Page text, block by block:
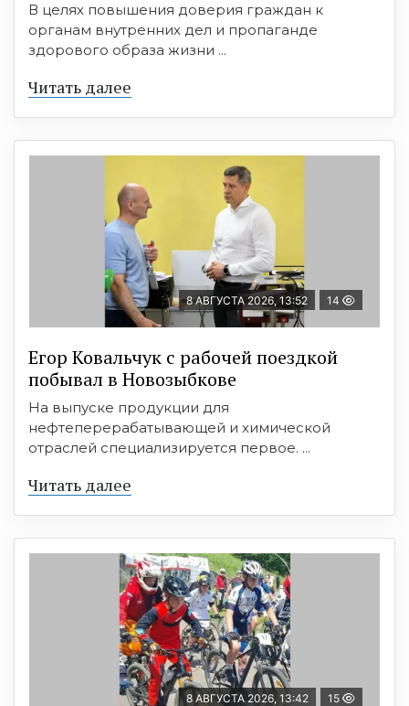
В целях повышения доверия граждан к
органам внутренних дел и пропаганде
здорового образа жизни ...
Читать далее
8 АВГУСТА 2026, 13:52 14
Егор Ковальчук с рабочей поездкой
побывал в Новозыбкове
На выпуске продукции для
нефтеперерабатывающей и химической
отраслей специализируется первое. ...
Читать далее
8 АВГУСТА 2026, 13:42 15